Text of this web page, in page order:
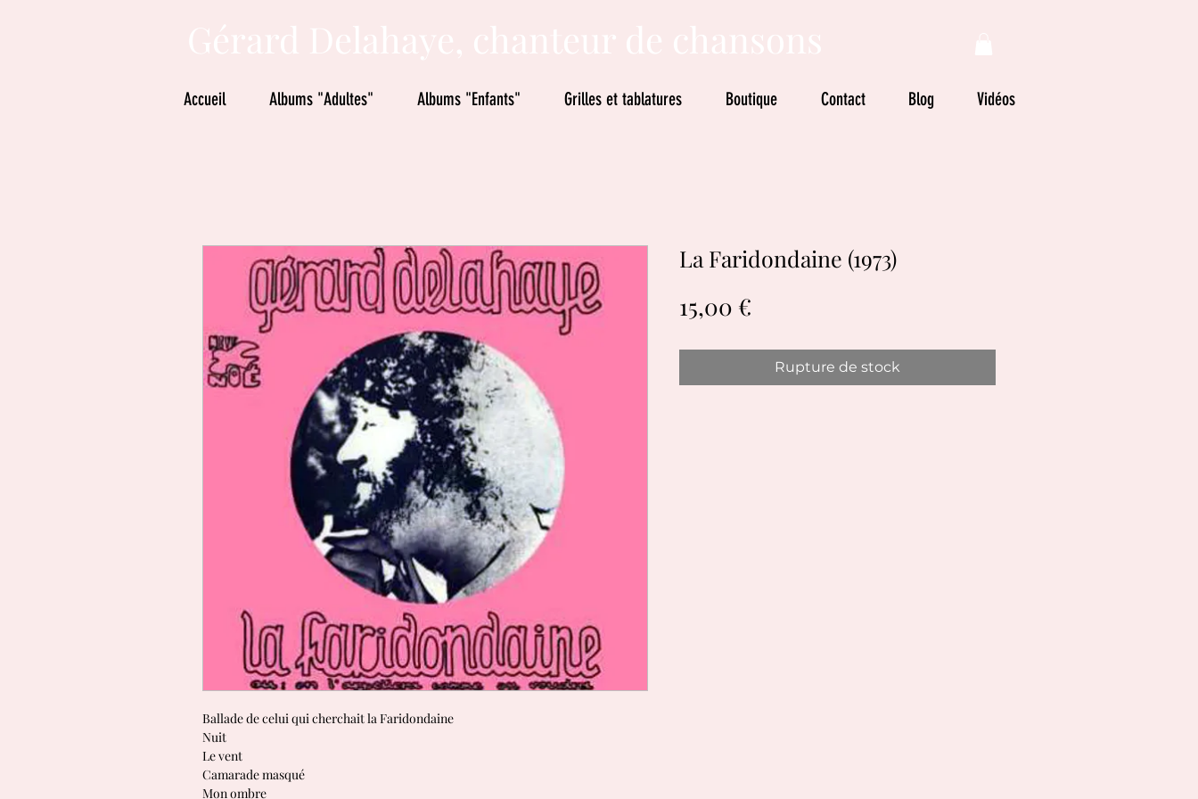
Accueil Albums "Adultes" Albums "Enfants" Grilles et tablatures Boutique Contact Blog Vidéos
Ballade de celui qui cherchait la Faridondaine
Nuit
Le vent
Camarade masqué
Mon ombre
La Faridondaine (1973)
15,00 €
Rupture de stock